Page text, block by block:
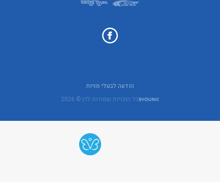
הודעה לבעלי מניות
כל הזכויות שמורות לדן © 2026